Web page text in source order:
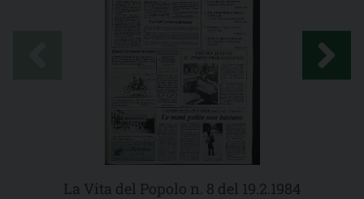
La Vita del Popolo n. 8 del 19.2.1984